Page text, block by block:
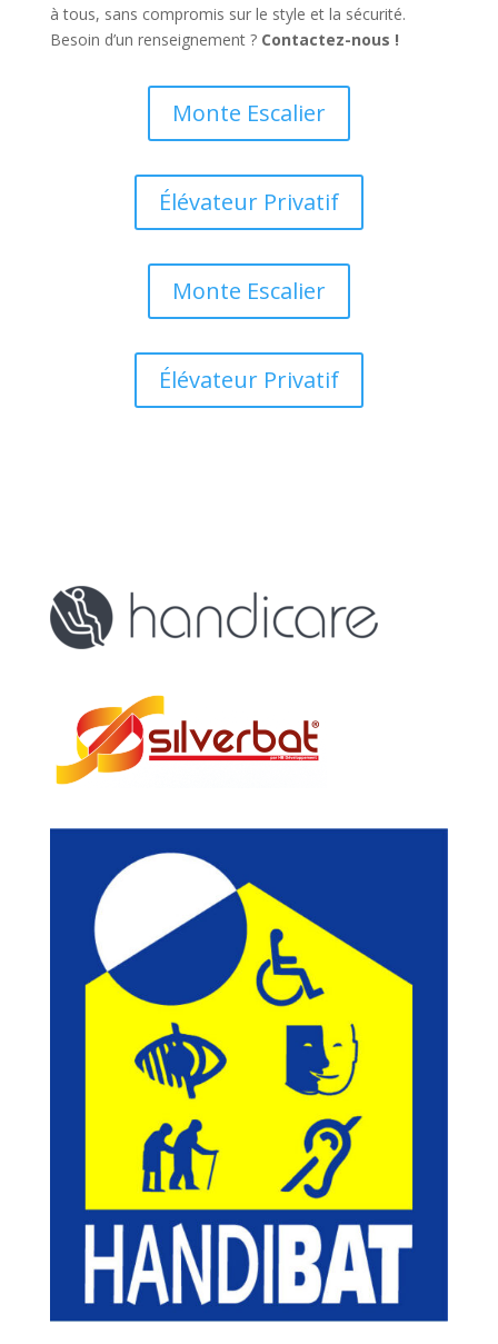
à tous, sans compromis sur le style et la sécurité.
Besoin d’un renseignement ?Contactez-nous !
Monte Escalier
Élévateur Privatif
Monte Escalier
Élévateur Privatif